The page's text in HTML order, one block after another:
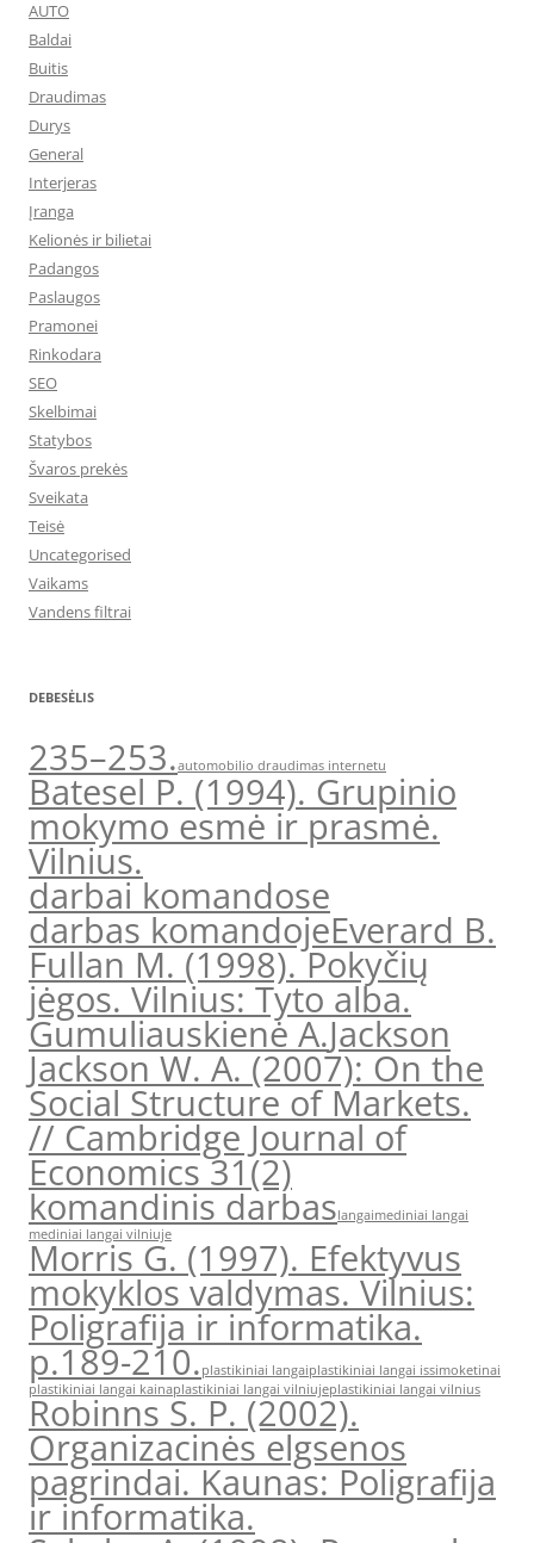
AUTO
Baldai
Buitis
Draudimas
Durys
General
Interjeras
Įranga
Kelionės ir bilietai
Padangos
Paslaugos
Pramonei
Rinkodara
SEO
Skelbimai
Statybos
Švaros prekės
Sveikata
Teisė
Uncategorised
Vaikams
Vandens filtrai
DEBESĖLIS
235–253.automobilio draudimas internetu
Batesel P. (1994). Grupinio
mokymo esmė ir prasmė.
Vilnius.
darbai komandose
darbas komandojeEverard B.
Fullan M. (1998). Pokyčių
jėgos. Vilnius: Tyto alba.
Gumuliauskienė A.Jackson
Jackson W. A. (2007): On the
Social Structure of Markets.
// Cambridge Journal of
Economics 31(2)
komandinis darbaslangaimediniai langai
mediniai langai vilniuje
Morris G. (1997). Efektyvus
mokyklos valdymas. Vilnius:
Poligrafija ir informatika.
p.189-210. plastikiniai langaiplastikiniai langai issimoketinai
plastikiniai langai kainaplastikiniai langai vilniujeplastikiniai langai vilnius
Robinns S. P. (2002).
Organizacinės elgsenos
pagrindai. Kaunas: Poligrafija
ir informatika.